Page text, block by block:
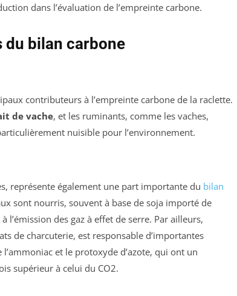
dans l’évaluation de l’empreinte carbone.
bilan carbone
contributeurs à l’empreinte carbone de la raclette.
de vache, et les ruminants, comme les vaches,
nuisible pour l’environnement.
représente également une part importante du bilan
sont nourris, souvent à base de soja importé de
l’émission des gaz à effet de serre. Par ailleurs,
de charcuterie, est responsable d’importantes
et le protoxyde d’azote, qui ont un
supérieur à celui du CO2.